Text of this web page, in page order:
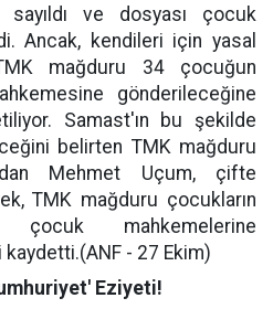
sayıldı ve dosyası çocuk
Ancak, kendileri için yasal
mağduru 34 çocuğun
gönderileceğine
Samast'ın bu şekilde
belirten TMK mağduru
Mehmet Uçum, çifte
TMK mağduru çocukların
çocuk mahkemelerine
- 27 Ekim)
Eziyeti!